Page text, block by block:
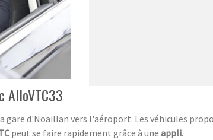
AlloVTC33
gare d'Noaillan vers l'aéroport. Les véhicules
peut se faire rapidement grâce à une appli.